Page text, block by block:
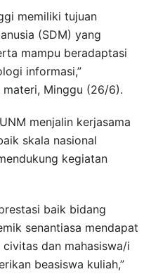
memiliki tujuan
(SDM) yang
mampu beradaptasi
informasi,”
Minggu (26/6).
menjalin kerjasama
skala nasional
kegiatan
baik bidang
senantiasa mendapat
dan mahasiswa/i
beasiswa kuliah,”